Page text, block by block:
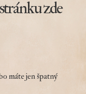
zde
máte jen špatný